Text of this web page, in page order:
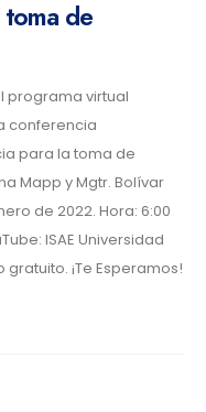
de
programa virtual
conferencia
para la toma de
Mapp y Mgtr. Bolívar
de 2022. Hora: 6:00
ISAE Universidad
¡Te Esperamos!